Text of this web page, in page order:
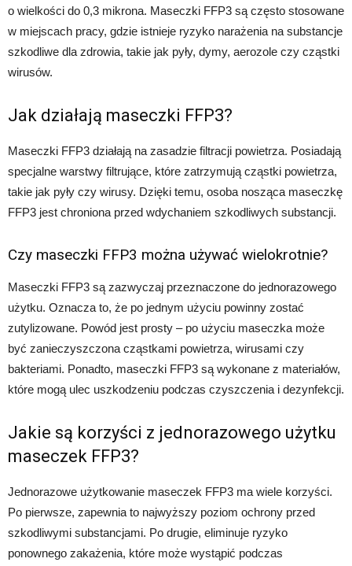
o wielkości do 0,3 mikrona. Maseczki FFP3 są często stosowane
w miejscach pracy, gdzie istnieje ryzyko narażenia na substancje
szkodliwe dla zdrowia, takie jak pyły, dymy, aerozole czy cząstki
wirusów.
Jak działają maseczki FFP3?
Maseczki FFP3 działają na zasadzie filtracji powietrza. Posiadają
specjalne warstwy filtrujące, które zatrzymują cząstki powietrza,
takie jak pyły czy wirusy. Dzięki temu, osoba nosząca maseczkę
FFP3 jest chroniona przed wdychaniem szkodliwych substancji.
Czy maseczki FFP3 można używać wielokrotnie?
Maseczki FFP3 są zazwyczaj przeznaczone do jednorazowego
użytku. Oznacza to, że po jednym użyciu powinny zostać
zutylizowane. Powód jest prosty – po użyciu maseczka może
być zanieczyszczona cząstkami powietrza, wirusami czy
bakteriami. Ponadto, maseczki FFP3 są wykonane z materiałów,
które mogą ulec uszkodzeniu podczas czyszczenia i dezynfekcji.
Jakie są korzyści z jednorazowego użytku
maseczek FFP3?
Jednorazowe użytkowanie maseczek FFP3 ma wiele korzyści.
Po pierwsze, zapewnia to najwyższy poziom ochrony przed
szkodliwymi substancjami. Po drugie, eliminuje ryzyko
ponownego zakażenia, które może wystąpić podczas